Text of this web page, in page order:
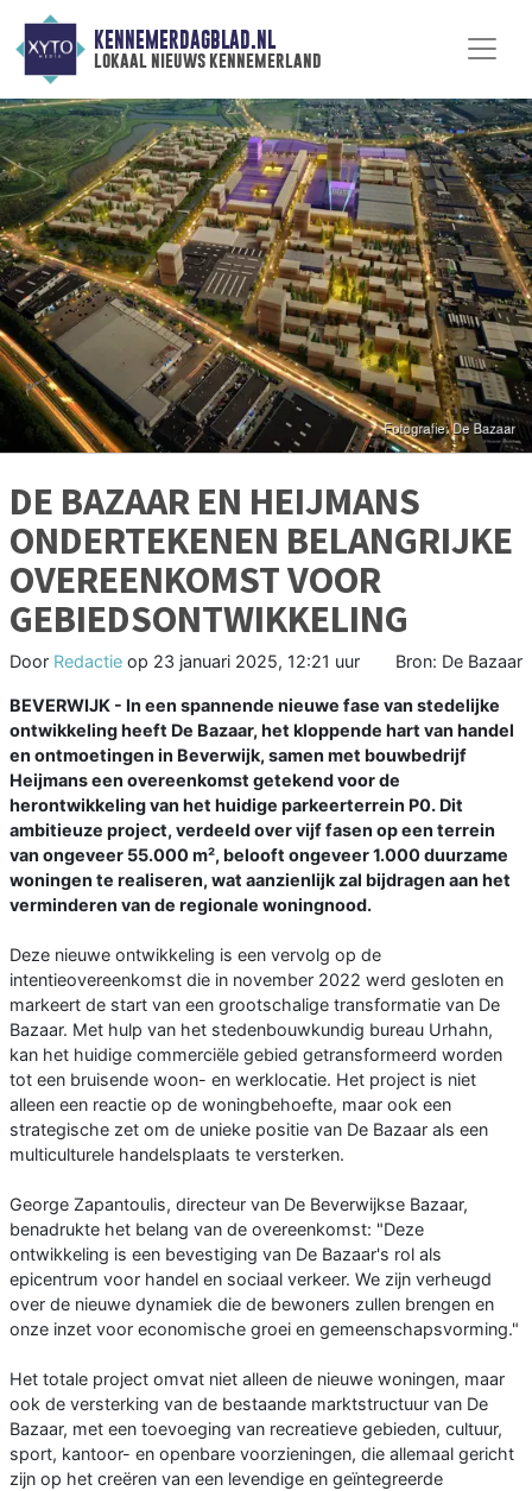
KENNEMERDAGBLAD.NL
lokaal nieuws kennemerland
DE BAZAAR EN HEIJMANS
ONDERTEKENEN BELANGRIJKE
OVEREENKOMST VOOR
GEBIEDSONTWIKKELING
Door Redactie op 23 januari 2025, 12:21 uur Bron: De Bazaar
BEVERWIJK - In een spannende nieuwe fase van stedelijke
ontwikkeling heeft De Bazaar, het kloppende hart van handel
en ontmoetingen in Beverwijk, samen met bouwbedrijf
Heijmans een overeenkomst getekend voor de
herontwikkeling van het huidige parkeerterrein P0. Dit
ambitieuze project, verdeeld over vijf fasen op een terrein
van ongeveer 55.000 m², belooft ongeveer 1.000 duurzame
woningen te realiseren, wat aanzienlijk zal bijdragen aan het
verminderen van de regionale woningnood.
Deze nieuwe ontwikkeling is een vervolg op de
intentieovereenkomst die in november 2022 werd gesloten en
markeert de start van een grootschalige transformatie van De
Bazaar. Met hulp van het stedenbouwkundig bureau Urhahn,
kan het huidige commerciële gebied getransformeerd worden
tot een bruisende woon- en werklocatie. Het project is niet
alleen een reactie op de woningbehoefte, maar ook een
strategische zet om de unieke positie van De Bazaar als een
multiculturele handelsplaats te versterken.
George Zapantoulis, directeur van De Beverwijkse Bazaar,
benadrukte het belang van de overeenkomst: "Deze
ontwikkeling is een bevestiging van De Bazaar's rol als
epicentrum voor handel en sociaal verkeer. We zijn verheugd
over de nieuwe dynamiek die de bewoners zullen brengen en
onze inzet voor economische groei en gemeenschapsvorming."
Het totale project omvat niet alleen de nieuwe woningen, maar
ook de versterking van de bestaande marktstructuur van De
Bazaar, met een toevoeging van recreatieve gebieden, cultuur,
sport, kantoor- en openbare voorzieningen, die allemaal gericht
zijn op het creëren van een levendige en geïntegreerde